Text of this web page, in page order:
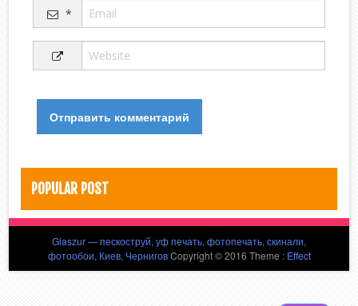
*
POPULAR POST
Glaszur — пескоструй, уф печать, фотопечать, скинали,
фотообои, Киев, ЧерниговCopyright © 2016 Theme : Effect